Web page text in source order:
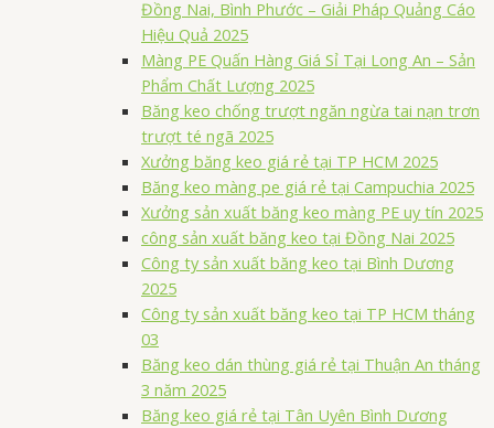
Đồng Nai, Bình Phước – Giải Pháp Quảng Cáo
Hiệu Quả 2025
Màng PE Quấn Hàng Giá Sỉ Tại Long An – Sản
Phẩm Chất Lượng 2025
Băng keo chống trượt ngăn ngừa tai nạn trơn
trượt té ngã 2025
Xưởng băng keo giá rẻ tại TP HCM 2025
Băng keo màng pe giá rẻ tại Campuchia 2025
Xưởng sản xuất băng keo màng PE uy tín 2025
công sản xuất băng keo tại Đồng Nai 2025
Công ty sản xuất băng keo tại Bình Dương
2025
Công ty sản xuất băng keo tại TP HCM tháng
03
Băng keo dán thùng giá rẻ tại Thuận An tháng
3 năm 2025
Băng keo giá rẻ tại Tân Uyên Bình Dương